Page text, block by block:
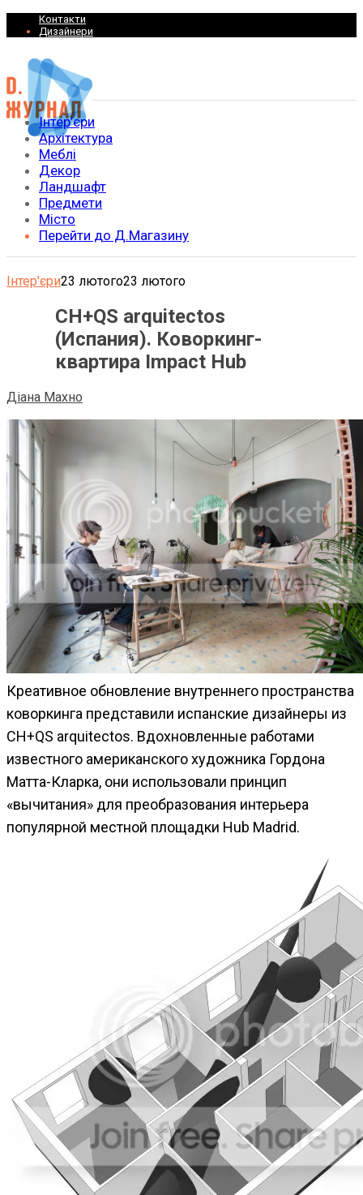
Контакти
Дизайнери
Інтер’єри
Архітектура
Меблі
Декор
Ландшафт
Предмети
Місто
Перейти до Д.Магазину
Інтер'єри23 лютого23 лютого
CH+QS arquitectos
(Испания). Коворкинг-
квартира Impact Hub
Діана Махно
Креативное обновление внутреннего пространства
коворкинга представили испанские дизайнеры из
CH+QS arquitectos. Вдохновленные работами
известного американского художника Гордона
Матта-Кларка, они использовали принцип
«вычитания» для преобразования интерьера
популярной местной площадки Hub Madrid.